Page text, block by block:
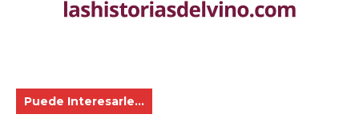
Puede Interesarle...